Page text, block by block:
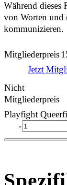
Während dieses
von Worten und
kommunizieren.
Mitgliederpreis
Jetzt
Nicht
Mitgliederpreis
Playfight
-